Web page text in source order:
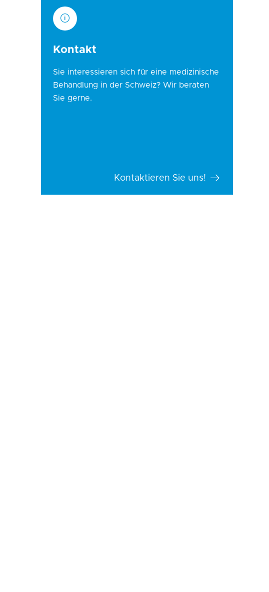
Kontakt
Sie interessieren sich für eine medizinische
Behandlung in der Schweiz? Wir beraten
Sie gerne.
Kontaktieren Sie uns!